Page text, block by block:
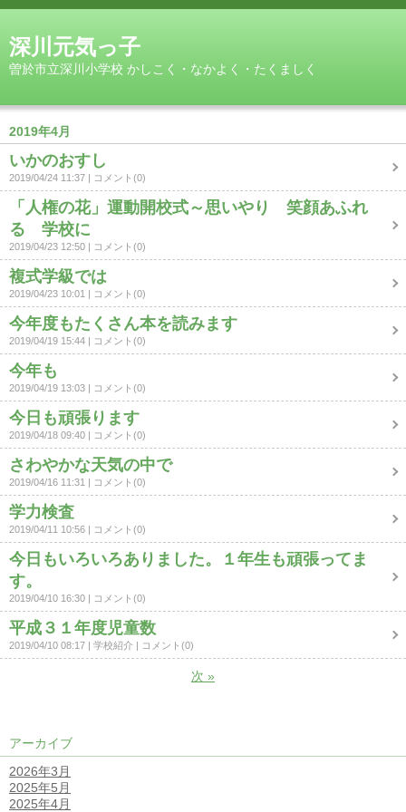
深川元気っ子
曽於市立深川小学校 かしこく・なかよく・たくましく
2019年4月
いかのおすし
2019/04/24 11:37 コメント(0)
「人権の花」運動開校式～思いやり 笑顔あふれ
る 学校に
2019/04/23 12:50 コメント(0)
複式学級では
2019/04/23 10:01 コメント(0)
今年度もたくさん本を読みます
2019/04/19 15:44 コメント(0)
今年も
2019/04/19 13:03 コメント(0)
今日も頑張ります
2019/04/18 09:40 コメント(0)
さわやかな天気の中で
2019/04/16 11:31 コメント(0)
学力検査
2019/04/11 10:56 コメント(0)
今日もいろいろありました。１年生も頑張ってま
す。
2019/04/10 16:30 コメント(0)
平成３１年度児童数
2019/04/10 08:17 学校紹介 コメント(0)
次 »
アーカイブ
2026年3月
2025年5月
2025年4月